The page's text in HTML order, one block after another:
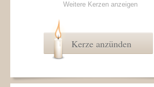
Weitere Kerzen anzeigen
Kerze anzünden